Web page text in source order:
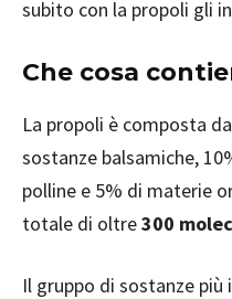
subito con la propoli gli
Che cosa
La propoli è composta
sostanze balsamiche,
polline e 5% di materie
totale di oltre300
Il gruppo di sostanze